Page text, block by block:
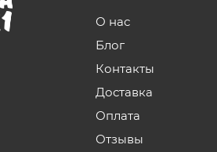
О нас
Блог
Контакты
Доставка
Оплата
Отзывы